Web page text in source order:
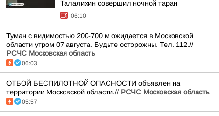
Талалихин совершил ночной таран
06:10
Туман с видимостью 200-700 м ожидается в Московской
области утром 07 августа. Будьте осторожны. Тел. 112.//
РСЧС Московская область
06:03
ОТБОЙ БЕСПИЛОТНОЙ ОПАСНОСТИ объявлен на
территории Московской области.// РСЧС Московская область
05:57